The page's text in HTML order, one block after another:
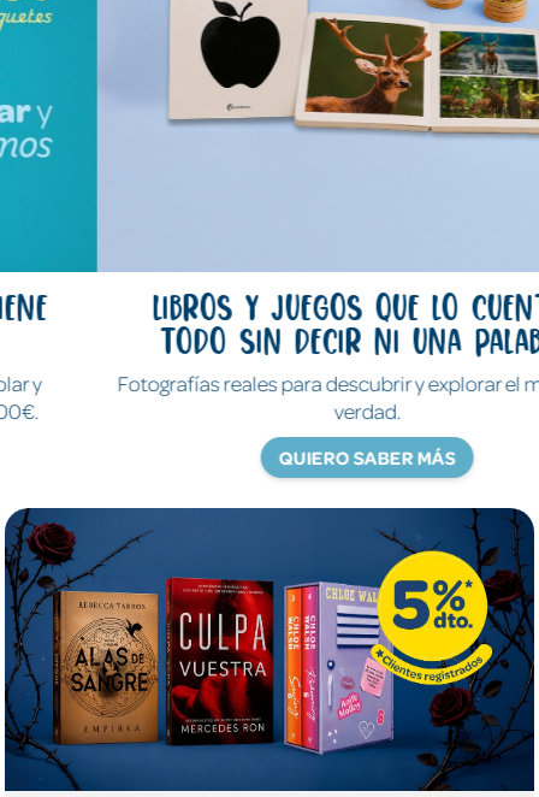
Libros y juegos que lo cuentan
todo sin decir ni una palabra
Fotografías reales para descubrir y explorar el mundo de
QUIERO SABER MÁS